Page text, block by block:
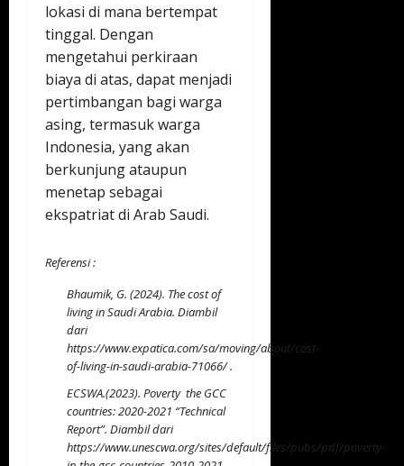
lokasi di mana bertempat
tinggal. Dengan
mengetahui perkiraan
biaya di atas, dapat menjadi
pertimbangan bagi warga
asing, termasuk warga
Indonesia, yang akan
berkunjung ataupun
menetap sebagai
ekspatriat di Arab Saudi.
Referensi :
Bhaumik, G. (2024). The cost of
living in Saudi Arabia. Diambil
dari
https://www.expatica.com/sa/moving/about/cost-
of-living-in-saudi-arabia-71066/.
ECSWA.(2023). Poverty the GCC
countries: 2020-2021 “Technical
Report”. Diambil dari
https://www.unescwa.org/sites/default/files/pubs/pdf/poverty-